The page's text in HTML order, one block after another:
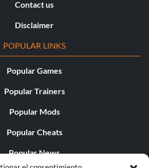
Contact us
Disclaimer
POPULAR LINKS
Popular Games
Popular Trainers
Popular Mods
Popular Cheats
Popular News